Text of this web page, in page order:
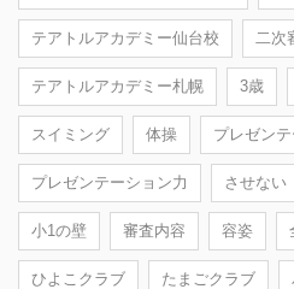
テアトルアカデミー仙台校 二次
テアトルアカデミー札幌 3歳
スイミング 体操 プレゼン
プレゼンテーション力 させない
小1の壁 審査内容 容姿
ひよこクラブ たまごクラブ